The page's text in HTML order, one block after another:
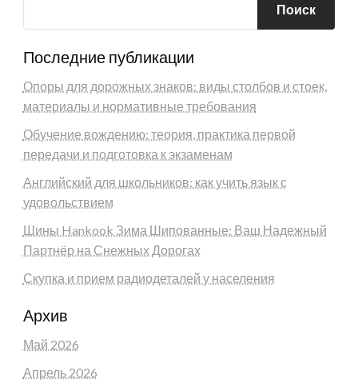
Поиск
Последние публикации
Опоры для дорожных знаков: виды столбов и стоек,
материалы и нормативные требования
Обучение вождению: теория, практика первой
передачи и подготовка к экзаменам
Английский для школьников: как учить язык с
удовольствием
Шины Hankook Зима Шипованные: Ваш Надежный
Партнёр на Снежных Дорогах
Скупка и прием радиодеталей у населения
Архив
Май 2026
Апрель 2026